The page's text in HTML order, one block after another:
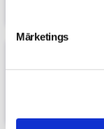
Mārketings